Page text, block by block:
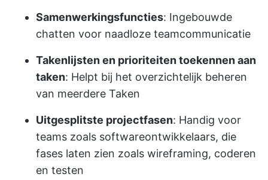
Samenwerkingsfuncties: Ingebouwde
chatten voor naadloze teamcommunicatie
Takenlijsten en prioriteiten toekennen aan
taken: Helpt bij het overzichtelijk beheren
van meerdere Taken
Uitgesplitste projectfasen: Handig voor
teams zoals softwareontwikkelaars, die
fases laten zien zoals wireframing, coderen
en testen